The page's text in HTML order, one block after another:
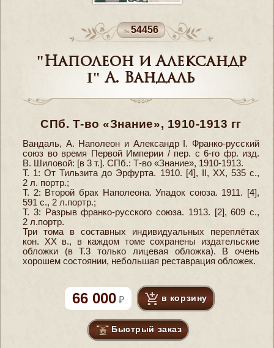
54456
"Наполеон и Александр
I" А. Вандаль
СПб. Т-во «Знание», 1910-1913 гг
Вандаль, А. Наполеон и Александр I. Франко-русский
союз во время Первой Империи / пер. с 6-го фр. изд.
В. Шиловой: [в 3 т.]. СПб.: Т-во «Знание», 1910-1913.
Т. 1: От Тильзита до Эрфурта. 1910. [4], II, XX, 535 с.,
2 л. портр.;
Т. 2: Второй брак Наполеона. Упадок союза. 1911. [4],
591 с., 2 л.портр.;
Т. 3: Разрыв франко-русского союза. 1913. [2], 609 с.,
2 л.портр.
Три тома в составных индивидуальных переплётах
кон. XX в., в каждом томе сохранены издательские
обложки (в Т.3 только лицевая обложка). В очень
хорошем состоянии, небольшая реставрация обложек.
66 000 в корзину
Быстрый заказ